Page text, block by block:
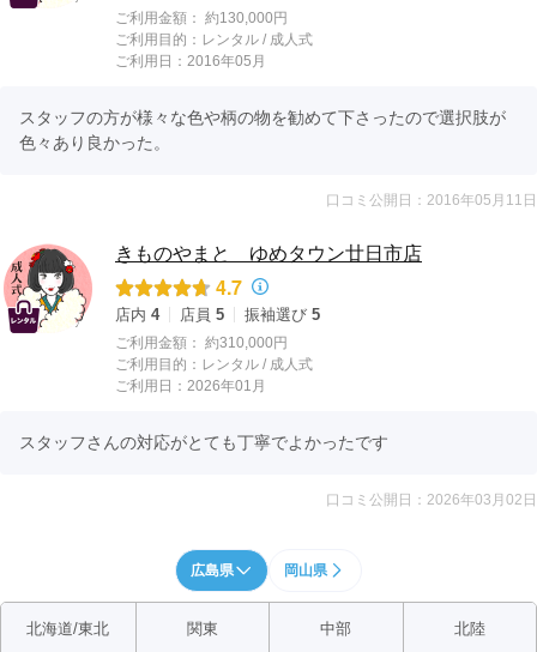
ご利用金額： 約130,000円
ご利用目的： レンタル / 成人式
ご利用日：2016年05月
スタッフの方が様々な色や柄の物を勧めて下さったので選択肢が
色々あり良かった。
口コミ公開日：2016年05月11日
きものやまと ゆめタウン廿日市店
4.7
店内 4 店員 5 振袖選び 5
ご利用金額： 約310,000円
ご利用目的： レンタル / 成人式
ご利用日：2026年01月
スタッフさんの対応がとても丁寧でよかったです
口コミ公開日：2026年03月02日
広島県 岡山県
北海道/東北 関東 中部 北陸